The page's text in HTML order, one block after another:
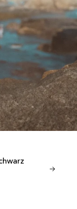
Normalpreis
349 krAb 245